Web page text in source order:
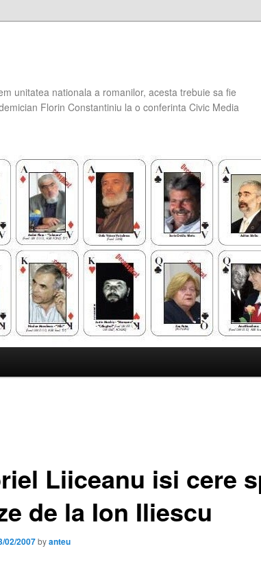
unitatea nationala a romanilor, acesta trebuie sa fie
Florin Constantiniu la o conferinta Civic Media
Liiceanu isi cere
de la Ion Iliescu
02/2007byanteu